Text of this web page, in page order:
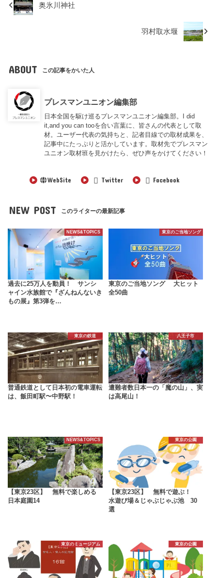
奥氷川神社
羽村取水堰
ABOUT この記事をかいた人
プレスマンユニオン編集部
日本全国を駆け巡るプレスマンユニオン編集部。I did
it,and you can tooを合い言葉に、皆さんの代表として取
材。ユーザー代表の気持ちと、記者目線での取材成果を、
記事中にたっぷりと活かしています。取材先でプレスマン
ユニオン取材班を見かけたら、ぜひ声をかけてください！
WebSite Twitter Facebook
NEW POST このライターの最新記事
NEWS&TOPICS
過去に25万人を動員！ サンシ
ャイン水族館で『ざんねんないき
もの展』第3弾を…
東京のご当地ソング
東京のご当地ソング 大ヒット
全50曲
東京の鉄道
普通鉄道として日本初の電車運転
は、飯田町駅〜中野駅！
八王子市
遭難者数日本一の「魔の山」、実
は高尾山！
NEWS&TOPICS
【東京23区】 無料で楽しめる
日本庭園14
東京の公園
【東京23区】 無料で遊ぶ！
水遊び場＆じゃぶじゃぶ池 30
選
東京のミュージアム 東京の公園